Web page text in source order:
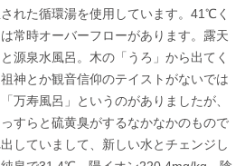
れた循環湯を使用しています。41℃く
常時オーバーフローがあります。露天
源泉水風呂。木の「うろ」から出てく
神とか観音信仰のテイストがないでは
万寿風呂」というのがありましたが、
すらと硫黄臭がするなかなかのもので
していまして、新しい水とチェンジし